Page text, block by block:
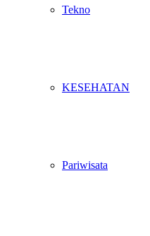
Tekno
KESEHATAN
Pariwisata